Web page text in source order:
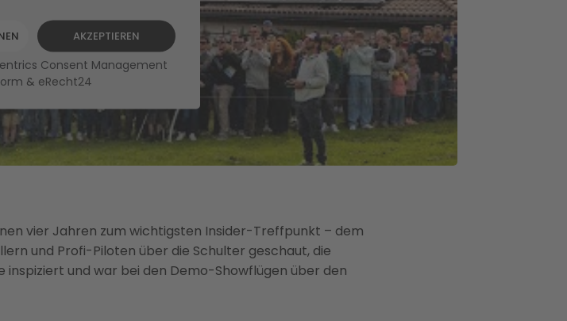
AKZEPTIEREN
Consent Management
& eRecht24
vier Jahren zum wichtigsten Insider-Treffpunkt – dem
und Profi-Piloten über die Schulter geschaut, die
und war bei den Demo-Showflügen über den